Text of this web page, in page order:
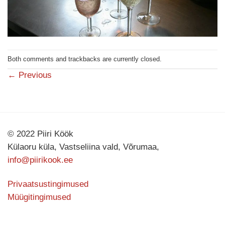
Both comments and trackbacks are currently closed.
← Previous
© 2022 Piiri Köök
Külaoru küla, Vastseliina vald, Võrumaa,
info@piirikook.ee
Privaatsustingimused
Müügitingimused